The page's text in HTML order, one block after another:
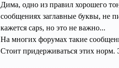
Дима, одно из правил хорошего
сообщениях заглавные буквы, не
кажется caps, но это не важно...
На многих форумах такие
Стоит придерживаться этих норм.